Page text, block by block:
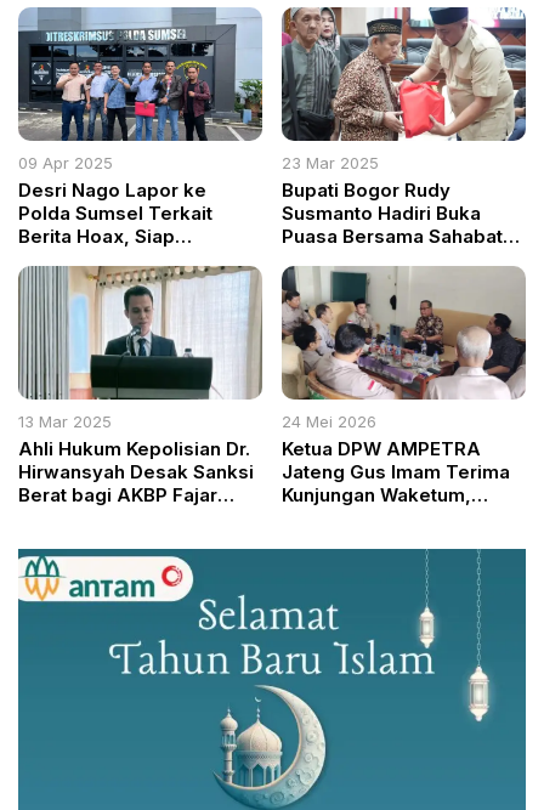
09 Apr 2025
Desri Nago Lapor ke
Polda Sumsel Terkait
Berita Hoax, Siap
23 Mar 2025
Bupati Bogor Rudy
Susmanto Hadiri Buka
Puasa Bersama Sahabat
13 Mar 2025
Ahli Hukum Kepolisian Dr.
Hirwansyah Desak Sanksi
Berat bagi AKBP Fajar
24 Mei 2026
Ketua DPW AMPETRA
Jateng Gus Imam Terima
Kunjungan Waketum,
Pertambangan Ramah